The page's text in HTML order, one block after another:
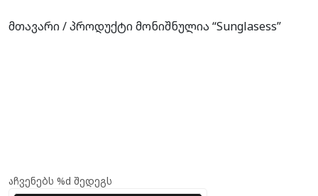
მთავარი/ პროდუქტი მონიშნულია “Sunglasess”
აჩვენებს %d შედეგს